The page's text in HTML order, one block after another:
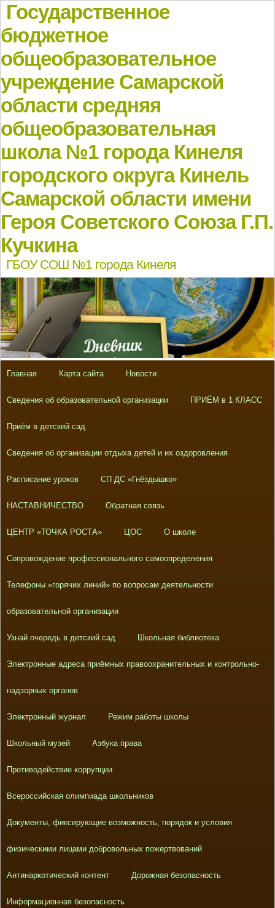
Государственное
бюджетное
общеобразовательное
учреждение Самарской
области средняя
общеобразовательная
школа №1 города Кинеля
городского округа Кинель
Самарской области имени
Героя Советского Союза Г.П.
Кучкина
ГБОУ СОШ №1 города Кинеля
Главная Карта сайта Новости
Сведения об образовательной организации ПРИЁМ в 1 КЛАСС
Приём в детский сад
Сведения об организации отдыха детей и их оздоровления
Расписание уроков СП ДС «Гнёздышко»
НАСТАВНИЧЕСТВО Обратная связь
ЦЕНТР «ТОЧКА РОСТА» ЦОС О школе
Сопровождение профессионального самоопределения
Телефоны «горячих линий» по вопросам деятельности
образовательной организации
Узнай очередь в детский сад Школьная библиотека
Электронные адреса приёмных правоохранительных и контрольно-
надзорных органов
Электронный журнал Режим работы школы
Школьный музей Азбука права
Противодействие коррупции
Всероссийская олимпиада школьников
Документы, фиксирующие возможность, порядок и условия
физическими лицами добровольных пожертвований
Антинаркотический контент Дорожная безопасность
Информационная безопасность